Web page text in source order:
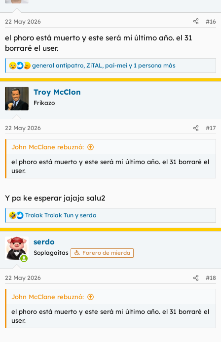
e
:
22 May 2026 #16
el phoro está muerto y este será mi último año. el 31
borraré el user.
R
e
a
c
i
e
s
general antipatro, ZiTAL, pai-mei y 1 persona más
Troy McClon
Frikazo
22 May 2026 #17
John McClane rebuznó:
el phoro está muerto y este será mi último año. el 31 borraré el
user.
Y pa ke esperar jajaja salu2
R
e
a
c
c
i
e
s
Trolak Trolak Tun y serdo
serdo
Soplagaitas Forero de mierda
22 May 2026 #18
John McClane rebuznó:
el phoro está muerto y este será mi último año. el 31 borraré el
user.